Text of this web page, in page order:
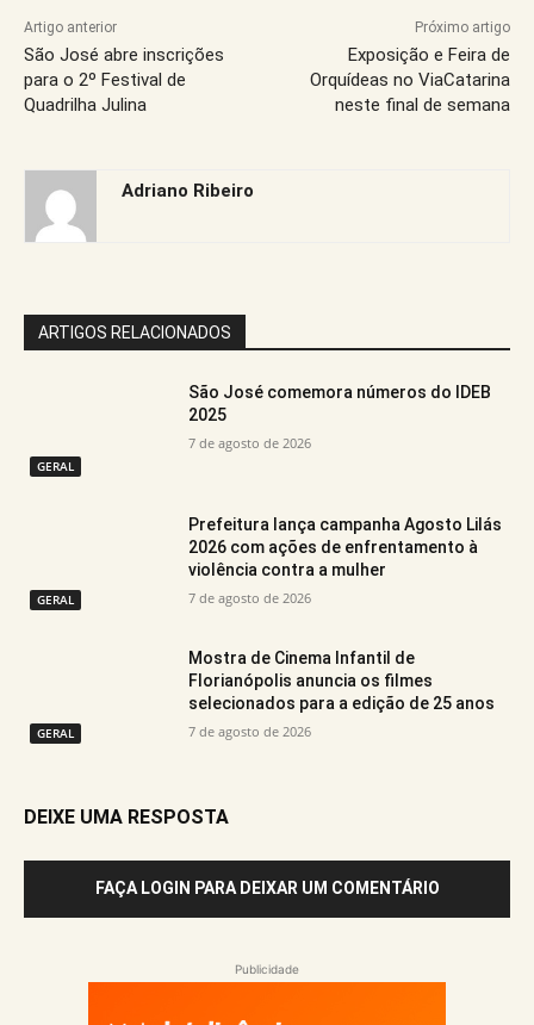
Artigo anterior
São José abre inscrições
para o 2º Festival de
Quadrilha Julina
Próximo artigo
Exposição e Feira de
Orquídeas no ViaCatarina
neste final de semana
Adriano Ribeiro
ARTIGOS RELACIONADOS
GERAL
São José comemora números do IDEB
2025
7 de agosto de 2026
GERAL
Prefeitura lança campanha Agosto Lilás
2026 com ações de enfrentamento à
violência contra a mulher
7 de agosto de 2026
GERAL
Mostra de Cinema Infantil de
Florianópolis anuncia os filmes
selecionados para a edição de 25 anos
7 de agosto de 2026
DEIXE UMA RESPOSTA
FAÇA LOGIN PARA DEIXAR UM COMENTÁRIO
Publicidade